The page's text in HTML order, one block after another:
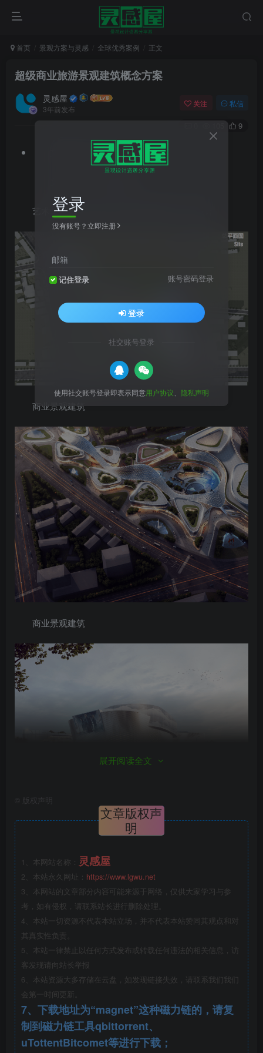
首页 景观方案与灵感 全球优秀案例 正文
超级商业旅游景观建筑概念方案
灵感屋
3年前发布
关注 私信
9
文件格式：pdf
艺术华都+超级商业旅游景观建筑概念方案设计
商业景观建筑
商业景观建筑
商业景观建筑
商业景观建筑
展开阅读全文
版权声明
文章版权声
明
1、本网站名称： 灵感屋
2、本站永久网址： https://www.lgwu.net
3、本网站的文章部分内容可能来源于网络，仅供大家学习与参
考，如有侵权，请联系站长进行删除处理。
4、本站一切资源不代表本站立场，并不代表本站赞同其观点和对
其真实性负责。
5、本站一律禁止以任何方式发布或转载任何违法的相关信息，访
客发现请向站长举报
6、本站资源大多存储在云盘，如发现链接失效，请联系我们我们
会第一时间更新。
7、下载地址为“magnet”这种磁力链的，请复
制到磁力链工具qbittorrent、
uTottentBitcomet等进行下载；
登录
没有账号？立即注册
邮箱
记住登录 账号密码登录
登录
社交账号登录
使用社交账号登录即表示同意用户协议 隐私声明